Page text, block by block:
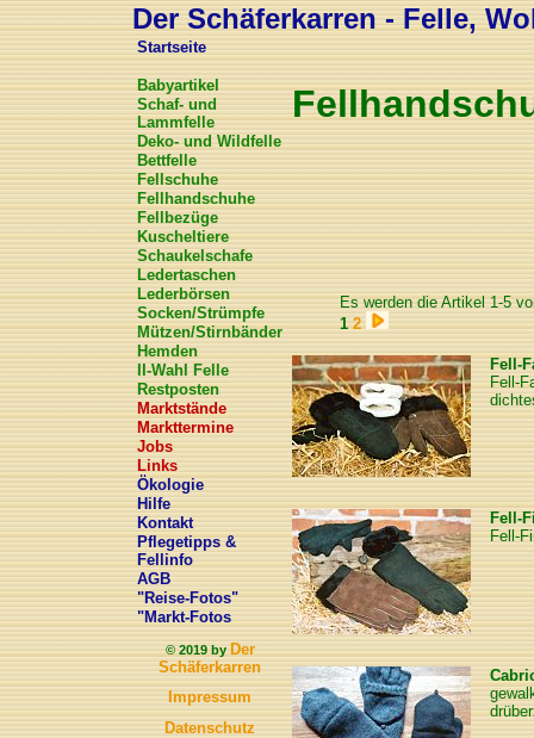
Der Schäferkarren - Felle,
Startseite
Babyartikel
Schaf- und
Lammfelle
Deko- und Wildfelle
Bettfelle
Fellschuhe
Fellhandschuhe
Fellbezüge
Kuscheltiere
Schaukelschafe
Ledertaschen
Lederbörsen
Socken/Strümpfe
Mützen/Stirnbänder
Hemden
II-Wahl Felle
Restposten
Marktstände
Markttermine
Jobs
Links
Ökologie
Hilfe
Kontakt
Pflegetipps &
Fellinfo
AGB
"Reise-Fotos"
"Markt-Fotos
© 2019 byDer
Schäferkarren
Impressum
Datenschutz
Es werden die Artikel 1-5
1 2
Fell-
Fell-
Fell-
Fell-